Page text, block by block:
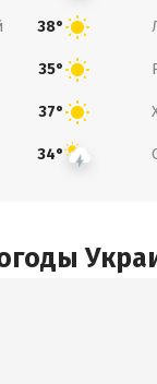
38°
35°
37°
34°